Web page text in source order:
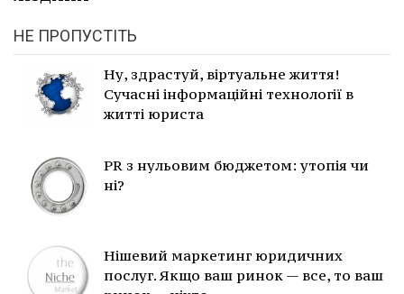
НЕ ПРОПУСТІТЬ
Ну, здрастуй, віртуальне життя!
Сучасні інформаційні технології в
житті юриста
PR з нульовим бюджетом: утопія чи
ні?
Нішевий маркетинг юридичних
послуг. Якщо ваш ринок — все, то ваш